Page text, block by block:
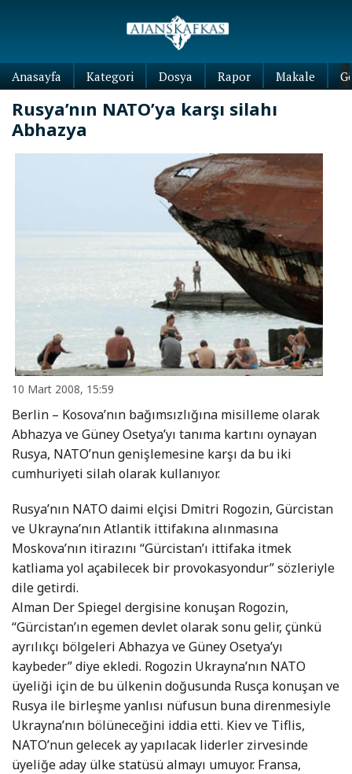
Anasayfa Kategori Dosya Rapor Makale
Rusya’nın NATO’ya karşı silahı
Abhazya
10 Mart 2008, 15:59
Berlin – Kosova’nın bağımsızlığına misilleme olarak
Abhazya ve Güney Osetya’yı tanıma kartını oynayan
Rusya, NATO’nun genişlemesine karşı da bu iki
cumhuriyeti silah olarak kullanıyor.
Rusya’nın NATO daimi elçisi Dmitri Rogozin, Gürcistan
ve Ukrayna’nın Atlantik ittifakına alınmasına
Moskova’nın itirazını “Gürcistan’ı ittifaka itmek
katliama yol açabilecek bir provokasyondur” sözleriyle
dile getirdi.
Alman Der Spiegel dergisine konuşan Rogozin,
“Gürcistan’ın egemen devlet olarak sonu gelir, çünkü
ayrılıkçı bölgeleri Abhazya ve Güney Osetya’yı
kaybeder” diye ekledi. Rogozin Ukrayna’nın NATO
üyeliği için de bu ülkenin doğusunda Rusça konuşan ve
Rusya ile birleşme yanlısı nüfusun buna direnmesiyle
Ukrayna’nın bölüneceğini iddia etti. Kiev ve Tiflis,
NATO’nun gelecek ay yapılacak liderler zirvesinde
üyeliğe aday ülke statüsü almayı umuyor. Fransa,